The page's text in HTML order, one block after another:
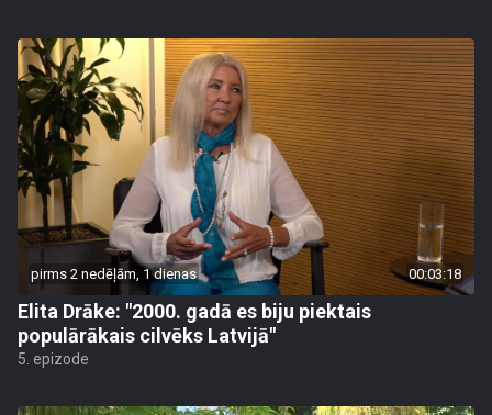
pirms 2 nedēļām, 1 dienas 00:03:18
Elita Drāke: "2000. gadā es biju piektais
populārākais cilvēks Latvijā"
5. epizode